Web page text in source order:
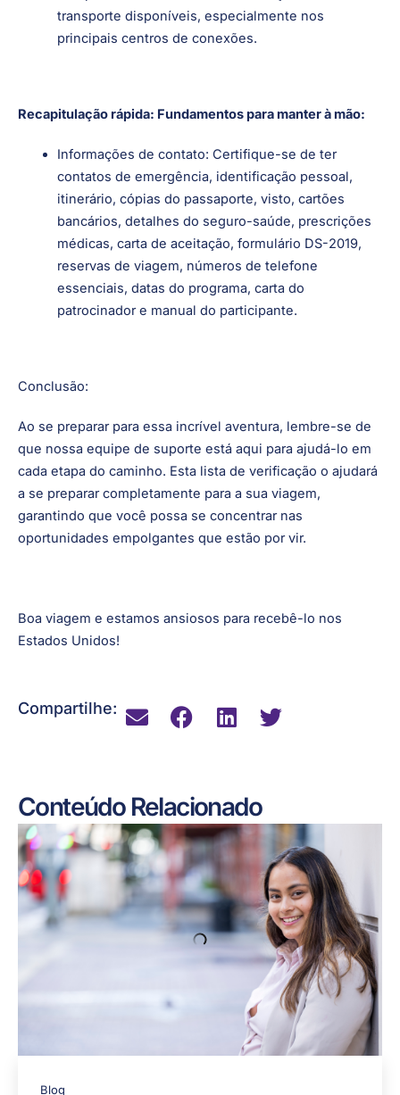
transporte disponíveis, especialmente nos
principais centros de conexões.
Recapitulação rápida: Fundamentos para manter à mão:
Informações de contato: Certifique-se de ter
contatos de emergência, identificação pessoal,
itinerário, cópias do passaporte, visto, cartões
bancários, detalhes do seguro-saúde, prescrições
médicas, carta de aceitação, formulário DS-2019,
reservas de viagem, números de telefone
essenciais, datas do programa, carta do
patrocinador e manual do participante.
Conclusão:
Ao se preparar para essa incrível aventura, lembre-se de
que nossa equipe de suporte está aqui para ajudá-lo em
cada etapa do caminho. Esta lista de verificação o ajudará
a se preparar completamente para a sua viagem,
garantindo que você possa se concentrar nas
oportunidades empolgantes que estão por vir.
Boa viagem e estamos ansiosos para recebê-lo nos
Estados Unidos!
Compartilhe:
Conteúdo Relacionado
Blog